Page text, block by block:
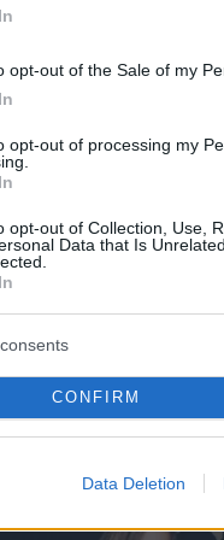
opt-out of the Sale of my
opt-out of processing my
opt-out of Collection, Use,
Data that Is
CONFIRM
Data Deletion
A post shared by Celia
η
της Νέας